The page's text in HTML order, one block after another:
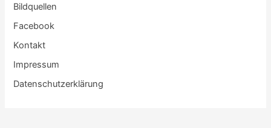
Bildquellen
Facebook
Kontakt
Impressum
Datenschutzerklärung